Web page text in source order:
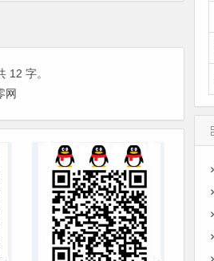
12 字。
网